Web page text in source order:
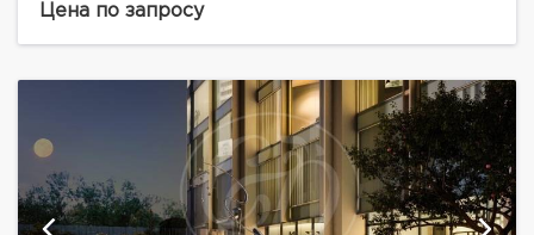
смотря на близость к кластеру «Москва-Сити», «Дом
Цена по запросу